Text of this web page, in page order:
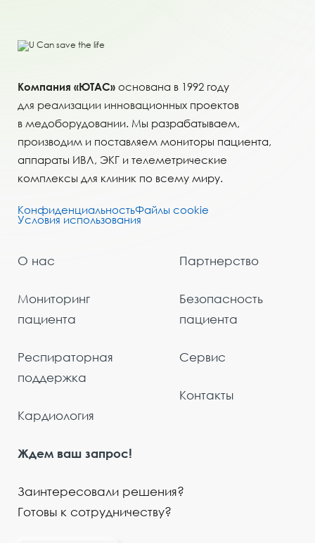
Компания «ЮТАС»основана в 1992 году
для реализации инновационных проектов
в медоборудовании. Мы разрабатываем,
производим и поставляем мониторы пациента,
аппараты ИВЛ, ЭКГ и телеметрические
комплексы для клиник по всему миру.
КонфиденциальностьФайлы cookie
Условия использования
О нас
Мониторинг
пациента
Респираторная
поддержка
Кардиология
Партнерство
Безопасность
пациента
Сервис
Контакты
Ждем ваш запрос!
Заинтересовали решения?
Готовы к сотрудничеству?